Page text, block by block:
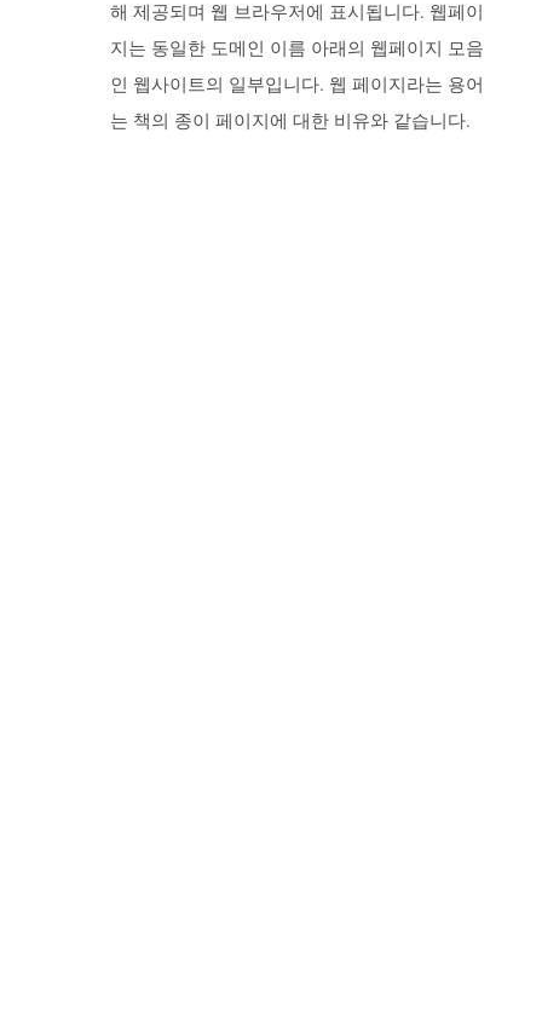
해 제공되며 웹 브라우저에 표시됩니다. 웹페이
지는 동일한 도메인 이름 아래의 웹페이지 모음
인 웹사이트의 일부입니다. 웹 페이지라는 용어
는 책의 종이 페이지에 대한 비유와 같습니다.